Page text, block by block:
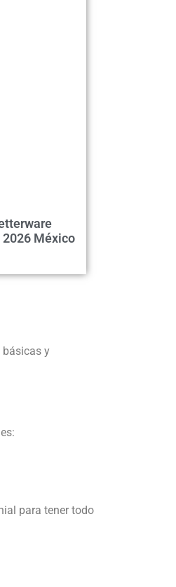
México
básicas y
para tener todo